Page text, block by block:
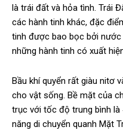
là trái đất và hỏa tình. Trái
các hành tinh khác, đặc
tinh được bao bọc bởi
những hành tinh có xuất
Bầu khí quyển rất giàu nitơ
cho vật sống. Bề mặt của
trục với tốc độ trung bình là
năng di chuyển quanh Mặt